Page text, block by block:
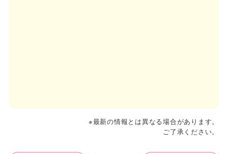
※最新の情報とは異なる場合があります。
ご了承ください。